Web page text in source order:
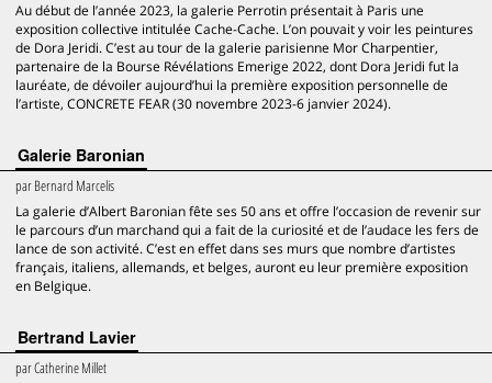
Au début de l’année 2023, la galerie Perrotin présentait à Paris une
exposition collective intitulée Cache-Cache. L’on pouvait y voir les peintures
de Dora Jeridi. C’est au tour de la galerie parisienne Mor Charpentier,
partenaire de la Bourse Révélations Emerige 2022, dont Dora Jeridi fut la
lauréate, de dévoiler aujourd’hui la première exposition personnelle de
l’artiste, CONCRETE FEAR (30 novembre 2023-6 janvier 2024).
Galerie Baronian
parBernard Marcelis
La galerie d’Albert Baronian fête ses 50 ans et offre l’occasion de revenir sur
le parcours d’un marchand qui a fait de la curiosité et de l’audace les fers de
lance de son activité. C’est en effet dans ses murs que nombre d’artistes
français, italiens, allemands, et belges, auront eu leur première exposition
en Belgique.
Bertrand Lavier
parCatherine Millet